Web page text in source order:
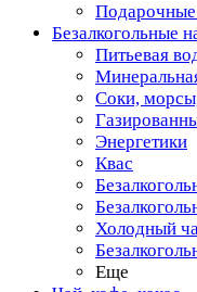
Безалкогольные
Питьевая
Соки,
Энергетики
Квас
Холодный
Еще